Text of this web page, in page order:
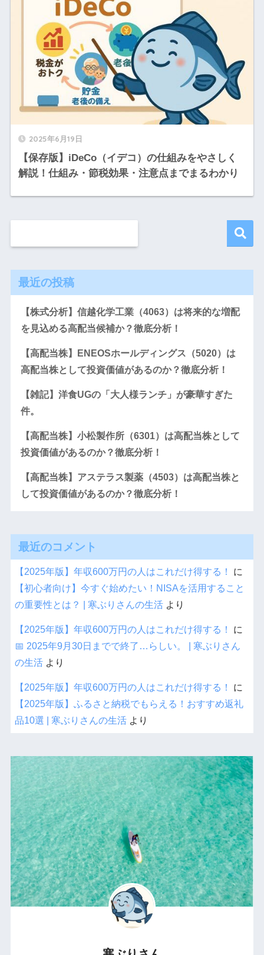
2025年6月19日
【保存版】iDeCo（イデコ）の仕組みをやさしく
解説！仕組み・節税効果・注意点までまるわかり
最近の投稿
【株式分析】信越化学工業（4063）は将来的な増配
を見込める高配当候補か？徹底分析！
【高配当株】ENEOSホールディングス（5020）は
高配当株として投資価値があるのか？徹底分析！
【雑記】洋食UGの「大人様ランチ」が豪華すぎた
件。
【高配当株】小松製作所（6301）は高配当株として
投資価値があるのか？徹底分析！
【高配当株】アステラス製薬（4503）は高配当株と
して投資価値があるのか？徹底分析！
最近のコメント
【2025年版】年収600万円の人はこれだけ得する！
に
【初心者向け】今すぐ始めたい！NISAを活用すること
の重要性とは？ | 寒ぶりさんの生活より
【2025年版】年収600万円の人はこれだけ得する！
に
📅 2025年9月30日までで終了…らしい。 | 寒ぶりさん
の生活より
【2025年版】年収600万円の人はこれだけ得する！
に
【2025年版】ふるさと納税でもらえる！おすすめ返礼
品10選 | 寒ぶりさんの生活より